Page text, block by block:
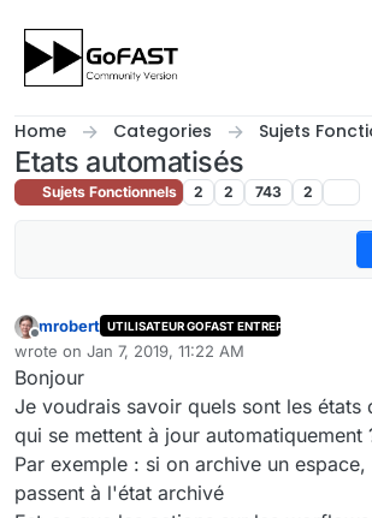
Home Categories Sujets
Etats automatisés
Sujets Fonctionnels 2 2 743 2
Offline
mrobert UTILISATEUR GOFAST ENTREPRISE
wrote on Jan 7, 2019, 11:22 AM
last edited by
Bonjour
Je voudrais savoir quels sont les états
qui se mettent à jour automatiquement
Par exemple : si on archive un
passent à l'état archivé